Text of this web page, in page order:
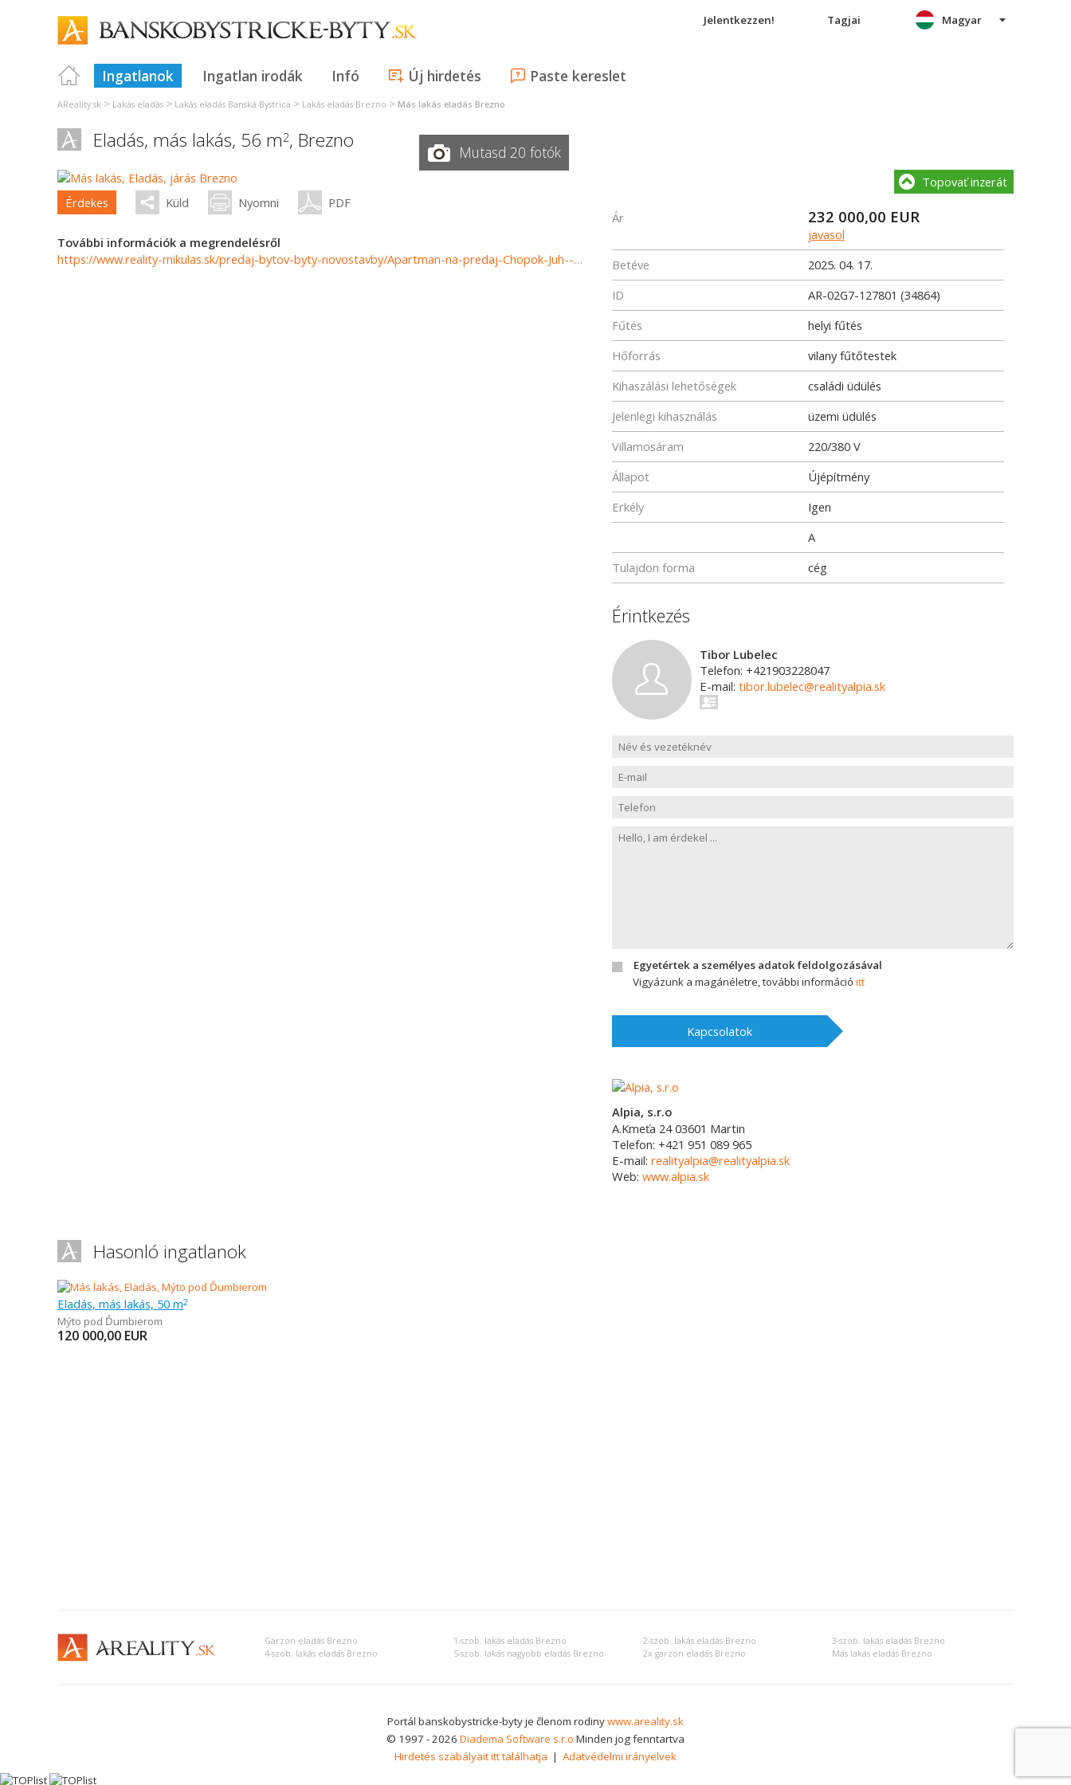
Jelentkezzen! Tagjai
Ingatlanok Ingatlan irodák Infó Új hirdetés Paste kereslet
Magyar
AReality.sk > Lakás eladás > Lakás eladás Banská Bystrica > Lakás eladás Brezno > Más lakás eladás Brezno
Eladás, más lakás, 56 m2, Brezno Mutasd 20 fotók
Érdekes Küld Nyomni PDF
További információk a megrendelésről
https://www.reality-mikulas.sk/predaj-bytov-byty-novostavby/Apartman-na-predaj-Chopok-Juh--Trangoska-Tale-Horna-Lehota-34864/?utm_source=areality&utm_medium=xml&utm_term=34864&utm_content=byt&utm_campaign=portaly
Topovať inzerát
Ár 232 000,00 EUR
javasol
Betéve
2025. 04. 17.
ID
AR-02G7-127801 (34864)
Fűtés
helyi fűtés
Hőforrás
vilany fűtőtestek
Kihaszálási lehetőségek
családi üdülés
Jelenlegi kihasználás
üzemi üdülés
Villamosáram
220/380 V
Állapot
Újépítmény
Erkély
Igen
A
Tulajdon forma
cég
Érintkezés
Tibor Lubelec
Telefon: +421903228047
E-mail: tibor.lubelec@realityalpia.sk
Egyetértek a személyes adatok feldolgozásával
Vigyázunk a magánéletre, további információ itt
Kapcsolatok
Alpia, s.r.o
A.Kmeťa 24 03601 Martin
Telefon: +421 951 089 965
E-mail: realityalpia@realityalpia.sk
Web: www.alpia.sk
Hasonló ingatlanok
Eladás, más lakás, 50 m2
Mýto pod Ďumbierom
120 000,00 EUR
Garzon eladás Brezno 1-szob. lakás eladás Brezno 2-szob. lakás eladás Brezno
3-szob. lakás eladás Brezno
4-szob. lakás eladás Brezno
5-szob. lakás nagyobb eladás Brezno 2x garzon eladás Brezno Más lakás eladás Brezno
Portál banskobystricke-byty je členom rodinywww.areality.sk
© 1997 - 2026 Diadema Software s.r.o Minden jog fenntartva
Hirdetés szabályait itt találhatja | Adatvédelmi irányelvek